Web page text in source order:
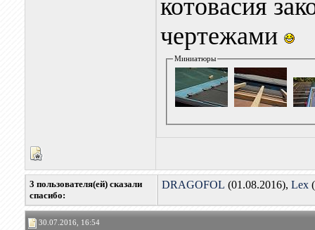
котовасия
чертежами
Миниатюры
3 пользователя(ей) сказали
cпасибо:
DRAGOFOL (01.08.2016), Lex
30.07.2016, 16:54